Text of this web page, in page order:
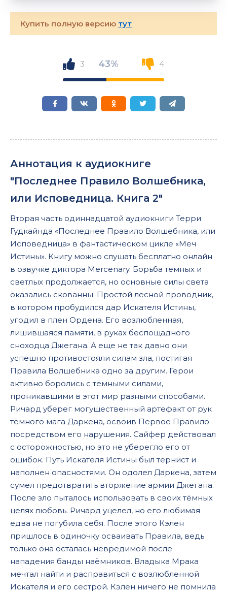
Купить полную версию тут
3 43% 4
Аннотация к аудиокниге
"Последнее Правило Волшебника,
или Исповедница. Книга 2"
Вторая часть одиннадцатой аудиокниги Терри
Гудкайнда «Последнее Правило Волшебника, или
Исповедница» в фантастическом цикле «Меч
Истины». Книгу можно слушать бесплатно онлайн
в озвучке диктора Mercenary. Борьба темных и
светлых продолжается, но основные силы света
оказались скованны. Простой лесной проводник,
в котором пробудился дар Искателя Истины,
угодил в плен Ордена. Его возлюбленная,
лишившаяся памяти, в руках беспощадного
сноходца Джегана. А еще не так давно они
успешно противостояли силам зла, постигая
Правила Волшебника одно за другим. Герои
активно боролись с тёмными силами,
проникавшими в этот мир разными способами.
Ричард уберег могущественный артефакт от рук
тёмного мага Даркена, освоив Первое Правило
посредством его нарушения. Сайфер действовал
с осторожностью, но это не уберегло его от
ошибок. Путь Искателя Истины был тернист и
наполнен опасностями. Он одолел Даркена, затем
сумел предотвратить вторжение армии Джегана.
После зло пыталось использовать в своих тёмных
целях любовь. Ричард уцелел, но его любимая
едва не погубила себя. После этого Кэлен
пришлось в одиночку осваивать Правила, ведь
только она осталась невредимой после
нападения банды наёмников. Владыка Мрака
мечтал найти и расправиться с возлюбленной
Искателя и его сестрой. Кэлен ничего не помнила